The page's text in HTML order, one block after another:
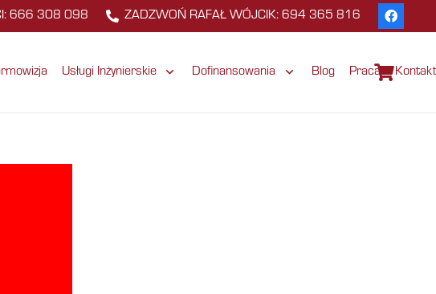
666 308 098 ZADZWOŃ RAFAŁ WÓJCIK: 694 365 816
Usługi Inżynierskie Dofinansowania Blog Praca Kontakt